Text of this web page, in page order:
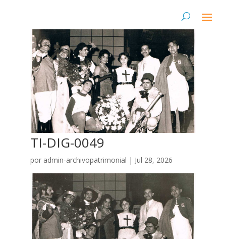
TI-DIG-0049
por admin-archivopatrimonial | Jul 28, 2026